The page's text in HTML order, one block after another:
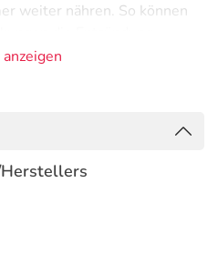
weiter nähren. So können
Schwellungen der
wenn er regelmäßig
(COPD)